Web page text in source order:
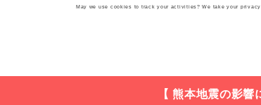
【 熊本地震の影響
May we use cookies to track your activities? We take your